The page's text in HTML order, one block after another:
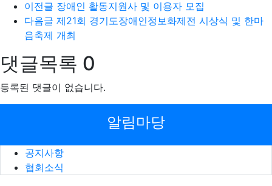
이전글 장애인 활동지원사 및 이용자 모집
다음글 제21회 경기도장애인정보화제전 시상식 및 한마
음축제 개최
댓글목록 0
등록된 댓글이 없습니다.
알림마당
공지사항
협회소식